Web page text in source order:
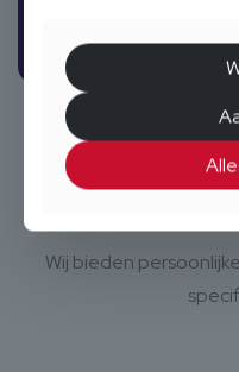
Wij bieden